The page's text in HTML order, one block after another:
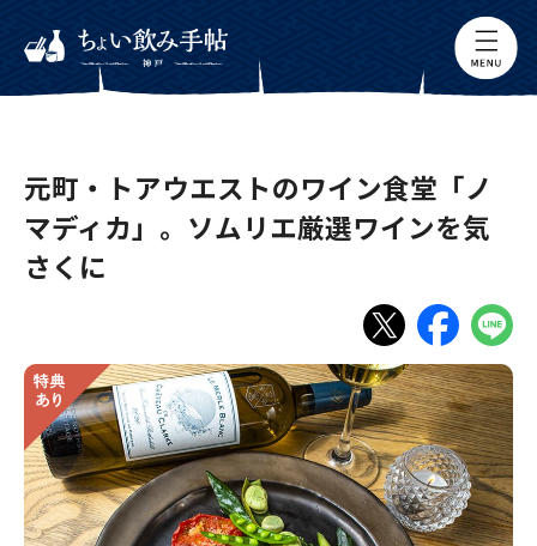
元町・トアウエストのワイン食堂「ノ
マディカ」。ソムリエ厳選ワインを気
さくに